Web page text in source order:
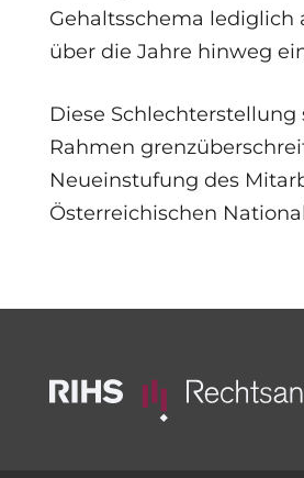
Gehaltsschema lediglich
über die Jahre hinweg
Diese
Rahmen
Neueinstufung des
Österreichischen